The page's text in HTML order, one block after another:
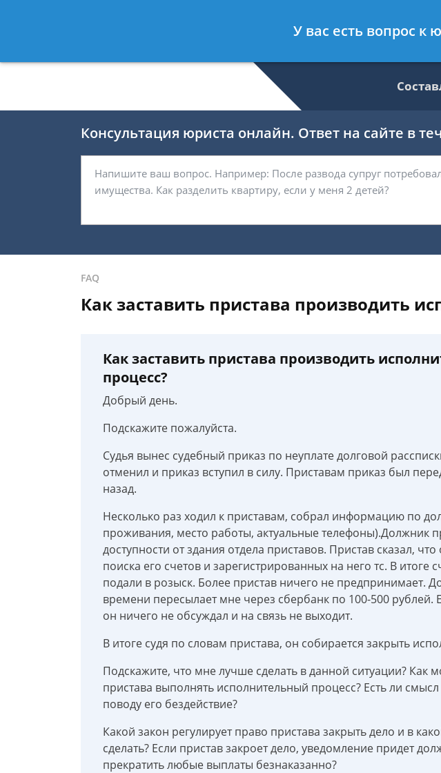
- Юрист по гражданскому праву
Консультация юриста онлайн. Ответ на сайте в
FAQ
Как заставить пристава производить
Как заставить пристава производить
процесс?
Добрый день.
Подскажите пожалуйста.
Судья вынес судебный приказ по неуплате долговой
отменил и приказ вступил в силу. Приставам приказ был
назад.
Несколько раз ходил к приставам, собрал информацию по
проживания, место работы, актуальные телефоны).Должник
доступности от здания отдела приставов. Пристав сказал,
поиска его счетов и зарегистрированных на него тс. В итоге
подали в розыск. Более пристав ничего не предпринимает.
времени пересылает мне через сбербанк по 100-500 рублей.
он ничего не обсуждал и на связь не выходит.
В итоге судя по словам пристава, он собирается закрыть
Подскажите, что мне лучше сделать в данной ситуации? Как
пристава выполнять исполнительный процесс? Есть ли
поводу его бездействие?
Какой закон регулирует право пристава закрыть дело и в
сделать? Если пристав закроет дело, уведомление придет
прекратить любые выплаты безнаказанно?
У вас есть вопрос к